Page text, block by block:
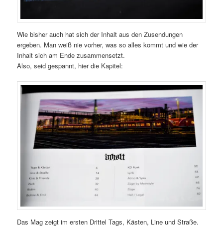
Wie bisher auch hat sich der Inhalt aus den Zusendungen
ergeben. Man weiß nie vorher, was so alles kommt und wie der
Inhalt sich am Ende zusammensetzt.
Also, seid gespannt, hier die Kapitel:
Das Mag zeigt im ersten Drittel Tags, Kästen, Line und Straße.